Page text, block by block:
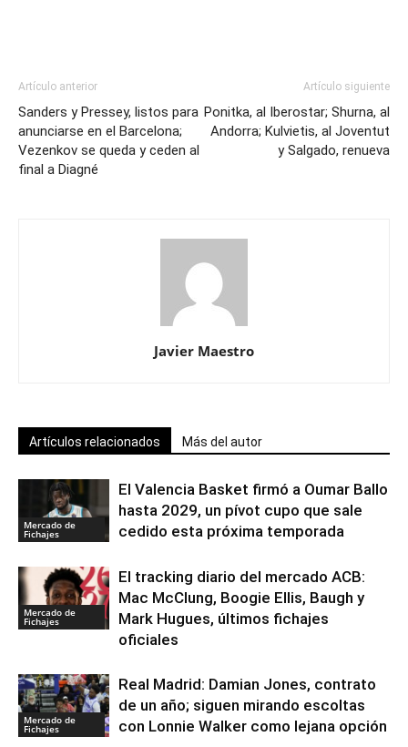
Artículo anterior
Sanders y Pressey, listos para
anunciarse en el Barcelona;
Vezenkov se queda y ceden al
final a Diagné
Artículo siguiente
Ponitka, al Iberostar; Shurna, al
Andorra; Kulvietis, al Joventut
y Salgado, renueva
Javier Maestro
Artículos relacionados Más del autor
Mercado de
Fichajes
El Valencia Basket firmó a Oumar Ballo
hasta 2029, un pívot cupo que sale
cedido esta próxima temporada
Mercado de
Fichajes
El tracking diario del mercado ACB:
Mac McClung, Boogie Ellis, Baugh y
Mark Hugues, últimos fichajes
oficiales
Mercado de
Fichajes
Real Madrid: Damian Jones, contrato
de un año; siguen mirando escoltas
con Lonnie Walker como lejana opción